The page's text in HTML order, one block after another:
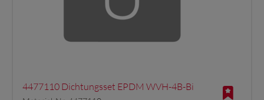
4477110 Dichtungsset EPDM WVH-4B-Bi